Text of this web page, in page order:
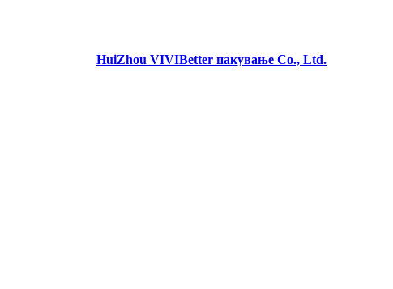
HuiZhou VIVIBetter пакување Co., Ltd.